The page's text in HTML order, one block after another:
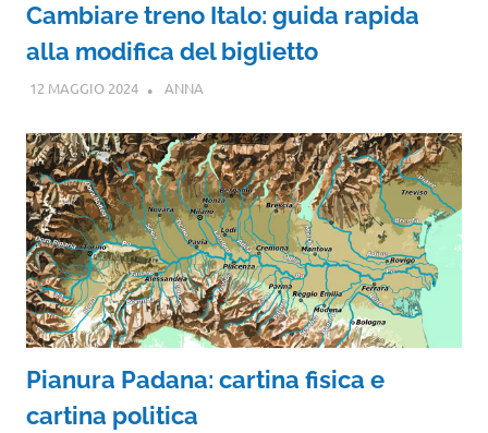
Cambiare treno Italo: guida rapida
alla modifica del biglietto
12 MAGGIO 2024 ANNA
Pianura Padana: cartina fisica e
cartina politica